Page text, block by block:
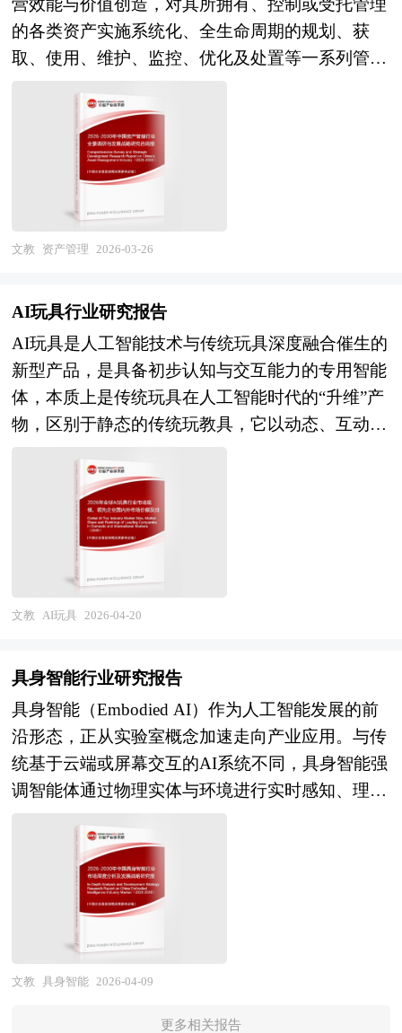
心、中国经济景气监测中心、中国行业研究网、全
国及海外相关报刊杂志的基础信息以及婚庆服务行
业研究单位等公布和提供的大量资料。报告对我国
婚庆服务行业的供需状况、发展现状、子行业发展
变化等进行了分析，重点分析了国内外婚庆服务行
业的发展现状、如何面对行业的发展挑战、行业的
发展建议、行业竞争力，以及行业的投资分析和趋
势预测等等。报告还综合了婚庆服务行业的整体发
展动态，对行业在产品方面提供了参考建议和具体
解决办法。报告对于婚庆服务产品生产企业、经销
重要的参考价值，对于研究我国婚庆服务行业发展
规律、提高企业的运营效率、促进企业的发展壮大
有学术和实践的双重意义。
询报告由中研普华咨询公司领衔撰写，在大量周密
的市场调研基础上，主要依据了国家统计局、国家
商务部、国家发改委、国家经济信息中心、国务院
发展研究中心、国家海关总署、全国商业信息中
心、中国经济景气监测中心、中国行业研究网、全
国及海外相关报刊杂志的基础信息以及AI安全行业
研究单位等公布和提供的大量资料。报告对我国AI
安全行业的供需状况、发展现状、子行业发展变化
等进行了分析，重点分析了国内外AI安全行业的发
展现状、如何面对行业的发展挑战、行业的发展建
等等。报告还综合了AI安全行业的整体发展动态，
对行业在产品方面提供了参考建议和具体解决办
法。报告对于AI安全产品生产企业、经销商、行业
管理部门以及拟进入该行业的投资者具有重要的参
考价值，对于研究我国AI安全行业发展规律、提高
践的双重意义。
方向，医疗器械分类界定与临床试验指导原则逐步
明确，但伦理审查框架、长期安全性评价标准、数
并重的政策取向趋于清晰。未来，脑机接口行业将
呈现三大演进趋势。技术路线层面，非侵入式技术
凭借安全性优势在消费级健康监测、人机交互增强
领域率先规模化应用，半侵入式技术在特定医疗场
景探索临床价值，侵入式技术聚焦难治性神经疾病
治疗等刚性需求审慎推进，多模态融合与闭环自适
神疾病治疗延伸，消费级应用从健康监测、睡眠管
理向注意力训练、智能交互拓展，人机协同与智能
增强的长期探索启动；产业协同层面，神经科学基
础研究、临床医学转化、工程技术开发的跨学科协
作深化，医疗器械注册人制度与创新型临床试验机
制促进产学研医融合，产业链从分散探索向专业化
分工演进。 本研究咨询报告由中研普华咨询公司
领衔撰写，在大量周密的市场调研基础上，主要依
据了国家统计局、国家商务部、国家发改委、国家
经济信息中心、国务院发展研究中心、国家海关总
署、全国商业信息中心、中国经济景气监测中心、
中国行业研究网、全国及海外相关报刊杂志的基础
量资料。报告对我国脑机接口行业的供需状况、发
展现状、子行业发展变化等进行了分析，重点分析
了国内外脑机接口行业的发展现状、如何面对行业
的发展挑战、行业的发展建议、行业竞争力，以及
行业的投资分析和趋势预测等等。报告还综合了脑
供了参考建议和具体解决办法。报告对于脑机接口
产品生产企业、经销商、行业管理部门以及拟进入
该行业的投资者具有重要的参考价值，对于研究我
国脑机接口行业发展规律、提高企业的运营效率、
促进企业的发展壮大有学术和实践的双重意义。
储、实时反馈相结合，实现了学习数据的追踪与分
析，为个性化学习提供支撑，契合当下教育智能
化、个性化的发展趋势。 本研究咨询报告由中研
普华咨询公司领衔撰写，在大量周密的市场调研基
础上，主要依据了国家统计局、国家商务部、国家
发改委、国家经济信息中心、国务院发展研究中
心、全国商业信息中心、中国经济景气监测中心、
中国行业研究网、全国及海外多种相关报刊杂志的
基础信息以及专业研究单位等公布和提供的大量资
料。对全球及国内学习文具行业作了详尽深入的分
考资料，同时也可作为金融机构进行信贷分析、证
券分析、投资分析等研究工作时的参考依据。
营效能与价值创造，对其所拥有、控制或受托管理
的各类资产实施系统化、全生命周期的规划、获
取、使用、维护、监控、优化及处置等一系列管理
活动的总和。其本质是一种以价值为导向、风险可
控、效率优先的综合性管理职能，旨在确保资产在
物理性能、财务表现、合规要求和可持续发展等维
度上持续满足业务需求，并最大化其经济、社会或
战略价值。 资产管理的对象涵盖有形资产与无形
资产两大类：有形资产包括土地、建筑物、基础设
施、机械设备、运输工具、存货等实物资源；无形
软件系统、数据资源、客户关系、品牌价值、商誉
强调覆盖资产从规划立项、投资决策、采购建设、
投入使用、运行维护、升级改造到最终报废或转让
的完整生命周期，通过建立标准化流程、量化绩效
指标和动态反馈机制，实现对资产状态、成本结
构、使用效率与风险暴露的全面掌控。其核心理念
已从传统的“保值防损”演进为“价值经营”，不仅关
注资产的安全性与可用性，更注重其在资源配置优
化、成本效益平衡、风险缓释和战略支撑中的作
用。 在方法论上，资产管理融合了财务管理、工
程管理、信息技术、风险管理与可持续发展等多学
科知识，依托企业资源计划（ERP）、计算机化维
络、大数据分析及人工智能等数字化工具，实现资
产状态实时感知、故障预测、绩效评估与智能决策
支持。在企业层面，健全的资产管理体系有助于降
低全生命周期成本、提升生产连续性、增强合规披
露能力并支撑资本结构优化；在公共部门，则是保
动基础设施高质量发展和实现国家治理现代化的重
要基础。 本研究咨询报告由中研普华咨询公司领
衔撰写，在大量周密的市场调研基础上，主要依据
了国家统计局、国家财政部、中国人民银行、国家
金融监督管理总局、中国证券监督管理委员会、国
务院发展研究中心、国际资产管理协会、中国金融
会、波士顿、中国行业研究网、全国及海外多种相
文教 资产管理 2026-03-26
AI玩具行业研究报告
AI玩具是人工智能技术与传统玩具深度融合催生的
新型产品，是具备初步认知与交互能力的专用智能
体，本质上是传统玩具在人工智能时代的“升维”产
物，区别于静态的传统玩教具，它以动态、互动的
方式，在儿童成长乃至全年龄段用户的生活中承担
着多重角色。 AI玩具的核心在于构建了一套完整
的智能交互闭环系统。首先是多模态信息感知，通
过内置的高灵敏度麦克风、摄像头、触摸传感器等
设备，实时采集用户的语音、表情、手势、触摸力
度等信息，甚至能捕捉玩具自身的物理状态变化，
以此构建对当前互动情境的初步数据画像。随后进
至核心处理单元，语音识别将声音转化为文字，自
觉则分析面部表情和肢体语言，判断用户的情绪状
态，这一步不仅要理解用户“说了什么”，更要尝试
解读其“为何这么说”以及当下的感受。紧接着是个
性化决策与内容匹配，系统会结合实时的意图分析
结果与存储的用户个人档案，包括历史兴趣、能力
发展曲线、互动偏好等，通过算法模型进行决策，
从结构化知识库或生成式AI模型中，调用或生成最
匹配当前情境与用户长期发展需求的回应策略。最
后是拟人化与情感化输出，决策结果会通过富有情
感起伏的语音合成技术、柔和的灯光变化、生动的
马达驱动动作等方式传递出来，力求每一次反馈都
自然、温暖，契合用户的心理期待，进而建立稳定
文教 AI玩具 2026-04-20
具身智能行业研究报告
具身智能（Embodied AI）作为人工智能发展的前
沿形态，正从实验室概念加速走向产业应用。与传
统基于云端或屏幕交互的AI系统不同，具身智能强
调智能体通过物理实体与环境进行实时感知、理解
和交互，其核心在于"身体-环境-智能"的闭环融
合。这一领域涵盖了人形机器人、自动驾驶、智能
机械臂、服务机器人等多种形态，代表着人工智能
从"数字智能"向"物理智能"的关键跃迁。当前，具
身智能已成为全球科技竞争的战略制高点，中国在
这一赛道的布局与突破，将深刻影响未来制造业升
级、服务业变革乃至社会生产生活方式的重塑。
文教 具身智能 2026-04-09
更多相关报告